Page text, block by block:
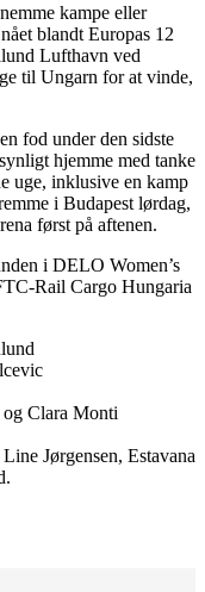
kampe eller
blandt Europas 12
Lufthavn ved
til Ungarn for at vinde,
fod under den sidste
hjemme med tanke
uge, inklusive en kamp
i Budapest lørdag,
først på aftenen.
i DELO Women’s
Rail Cargo Hungaria
Clara Monti
Jørgensen, Estavana